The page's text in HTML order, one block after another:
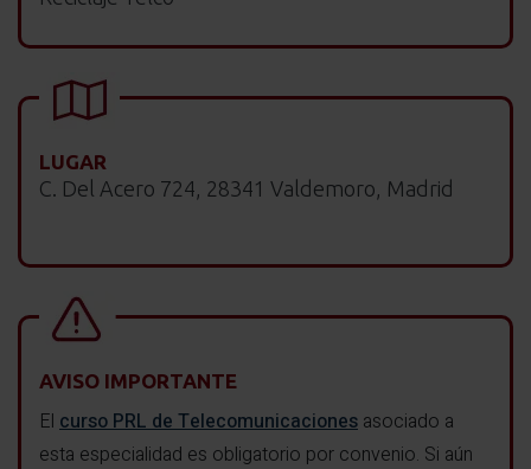
LUGAR
C. Del Acero 724, 28341 Valdemoro, Madrid
AVISO IMPORTANTE
El curso PRL de Telecomunicaciones asociado a
esta especialidad es obligatorio por convenio. Si aún